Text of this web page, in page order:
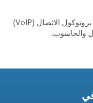
جرب بروتوكول الاتصال (VoIP)
والحاسوب.